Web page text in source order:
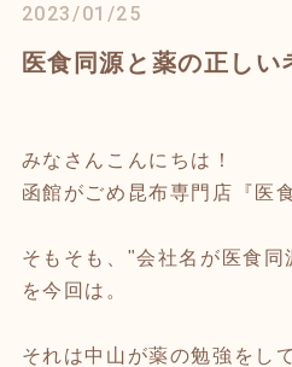
2023/01/25
医食同源と薬の正しい
みなさんこんにちは！
函館がごめ昆布専門店『医
そもそも、"会社名が医食
を今回は。
それは中山が薬の勉強をし